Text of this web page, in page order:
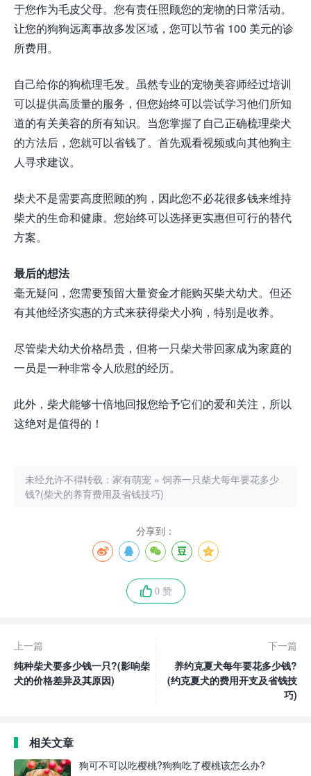
于您作为毛皮父母。您有责任照顾您的宠物的日常活动。
让您的狗狗远离事故多发区域，您可以节省 100 美元的诊
所费用。
自己给你的狗梳理毛发。虽然专业的宠物美容师经过培训
可以提供高质量的服务，但您始终可以尝试学习他们所知
道的有关美容的所有知识。当您掌握了自己正确梳理柴犬
的方法后，您就可以省钱了。首先观看视频或向其他狗主
人寻求建议。
柴犬不是需要高度照顾的狗，因此您不必花很多钱来维持
柴犬的生命和健康。您始终可以选择更实惠但可行的替代
方案。
最后的想法
毫无疑问，您需要预留大量资金才能购买柴犬幼犬。但还
有其他经济实惠的方式来获得柴犬小狗，特别是收养。
尽管柴犬幼犬价格昂贵，但将一只柴犬带回家成为家庭的
一员是一种非常令人欣慰的经历。
此外，柴犬能够十倍地回报您给予它们的爱和关注，所以
这绝对是值得的！
未经允许不得转载： 家有萌宠 » 饲养一只柴犬每年要花多少
钱?(柴犬的养育费用及省钱技巧)
分享到：
0 赞
上一篇
纯种柴犬要多少钱一只?(影响柴
犬的价格差异及其原因)
下一篇
养约克夏犬每年要花多少钱?
(约克夏犬的费用开支及省钱技
巧)
相关文章
狗可不可以吃樱桃?狗狗吃了樱桃该怎么办?